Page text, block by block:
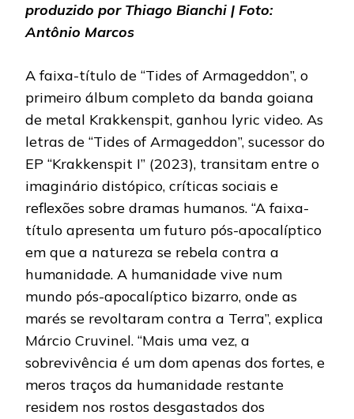
produzido por Thiago Bianchi | Foto:
Antônio Marcos
A faixa-título de “Tides of Armageddon”, o
primeiro álbum completo da banda goiana
de metal Krakkenspit, ganhou lyric video. As
letras de “Tides of Armageddon”, sucessor do
EP “Krakkenspit I” (2023), transitam entre o
imaginário distópico, críticas sociais e
reflexões sobre dramas humanos. “A faixa-
título apresenta um futuro pós-apocalíptico
em que a natureza se rebela contra a
humanidade. A humanidade vive num
mundo pós-apocalíptico bizarro, onde as
marés se revoltaram contra a Terra”, explica
Márcio Cruvinel. “Mais uma vez, a
sobrevivência é um dom apenas dos fortes, e
meros traços da humanidade restante
residem nos rostos desgastados dos